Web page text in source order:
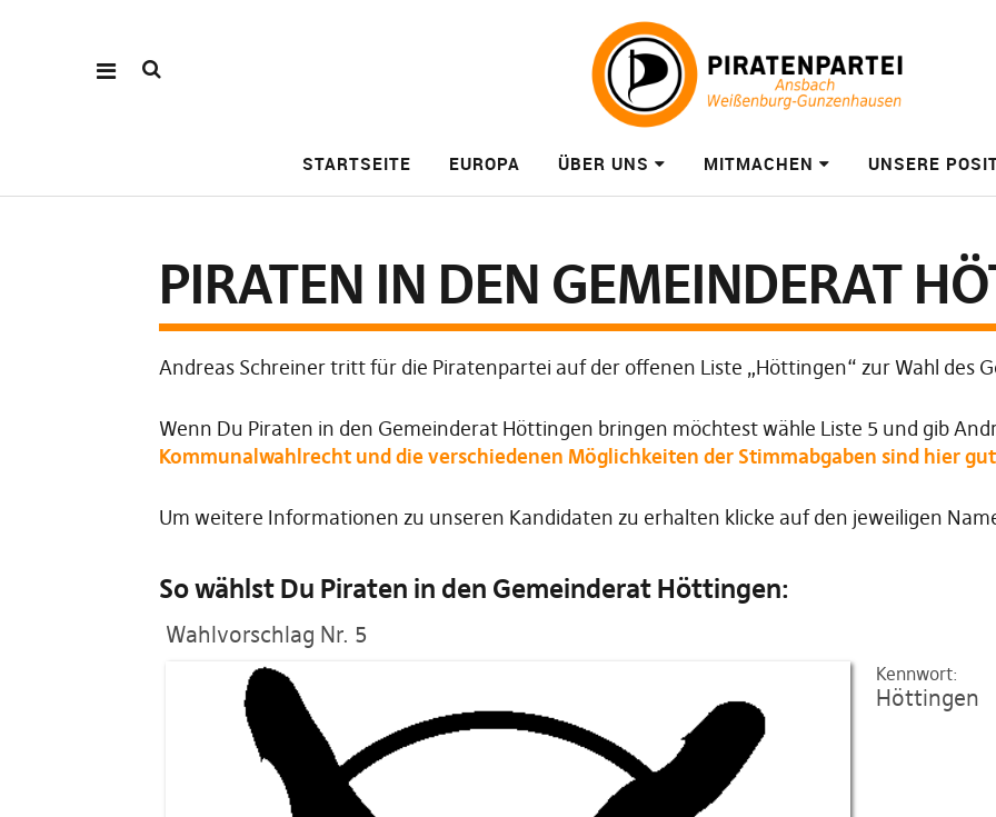
STARTSEITE EUROPA ÜBER UNS MITMACHEN UNSERE
PIRATEN IN DEN GEMEINDERAT
Andreas Schreiner tritt für die Piratenpartei auf der offenen Liste „Höttingen“ zur Wahl des
Wenn Du Piraten in den Gemeinderat Höttingen bringen möchtest wähle Liste 5 und gib
Kommunalwahlrecht und die verschiedenen Möglichkeiten der Stimmabgaben sind hier
Um weitere Informationen zu unseren Kandidaten zu erhalten klicke auf den jeweiligen
So wählst Du Piraten in den Gemeinderat Höttingen:
Wahlvorschlag Nr. 5
Kennwort:
Höttingen